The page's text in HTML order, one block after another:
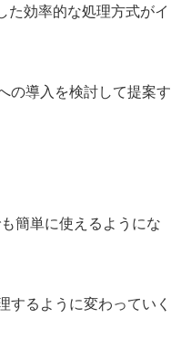
た効率的な処理方式がイ
の導入を検討して提案す
簡単に使えるようにな
するように変わっていく